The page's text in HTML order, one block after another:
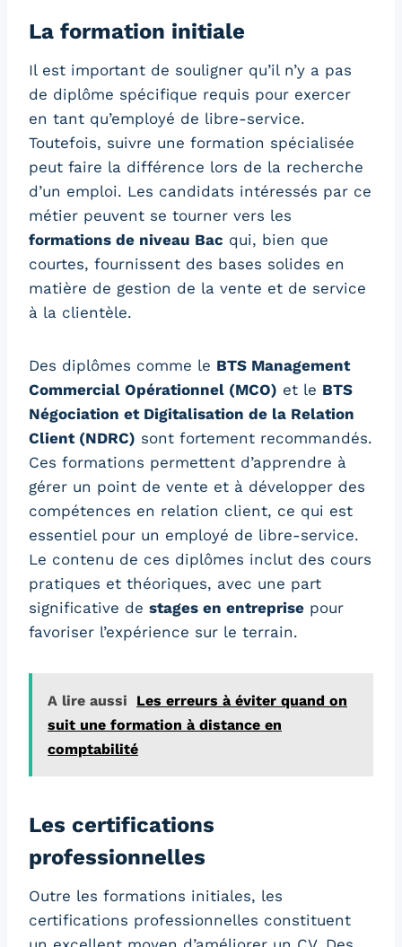
La formation initiale
Il est important de souligner qu’il n’y a pas
de diplôme spécifique requis pour exercer
en tant qu’employé de libre-service.
Toutefois, suivre une formation spécialisée
peut faire la différence lors de la recherche
d’un emploi. Les candidats intéressés par ce
métier peuvent se tourner vers les
formations de niveau Bac qui, bien que
courtes, fournissent des bases solides en
matière de gestion de la vente et de service
à la clientèle.
Des diplômes comme le BTS Management
Commercial Opérationnel (MCO) et le BTS
Négociation et Digitalisation de la Relation
Client (NDRC) sont fortement recommandés.
Ces formations permettent d’apprendre à
gérer un point de vente et à développer des
compétences en relation client, ce qui est
essentiel pour un employé de libre-service.
Le contenu de ces diplômes inclut des cours
pratiques et théoriques, avec une part
significative de stages en entreprise pour
favoriser l’expérience sur le terrain.
A lire aussi
Les erreurs à éviter quand on
suit une formation à distance en
comptabilité
Les certifications
professionnelles
Outre les formations initiales, les
certifications professionnelles constituent